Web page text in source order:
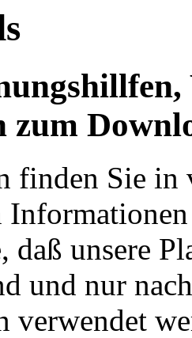
zum
finden Sie in
daß unsere
und nur
verwendet